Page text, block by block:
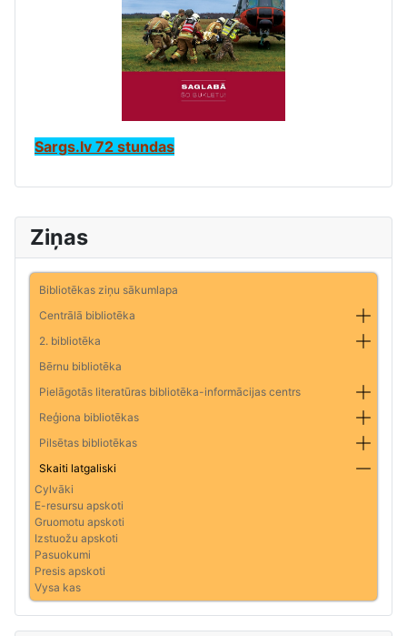
Ziņas
Bibliotēkas ziņu sākumlapa
Centrālā bibliotēka
2. bibliotēka
Bērnu bibliotēka
Pielāgotās literatūras bibliotēka-informācijas centrs
Reģiona bibliotēkas
Pilsētas bibliotēkas
Skaiti latgaliski
Cylvāki
E-resursu apskoti
Gruomotu apskoti
Izstuožu apskoti
Pasuokumi
Presis apskoti
Vysa kas
Sargs.lv 72 stundas